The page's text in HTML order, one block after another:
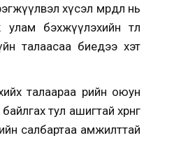
хүсэл мөрөөдөл нь
бэхжүүлэхийн төлөө
талаасаа биедээ хэт
талаараа өөрийн оюун
тул ашигтай хөрөнгө
салбартаа амжилттай